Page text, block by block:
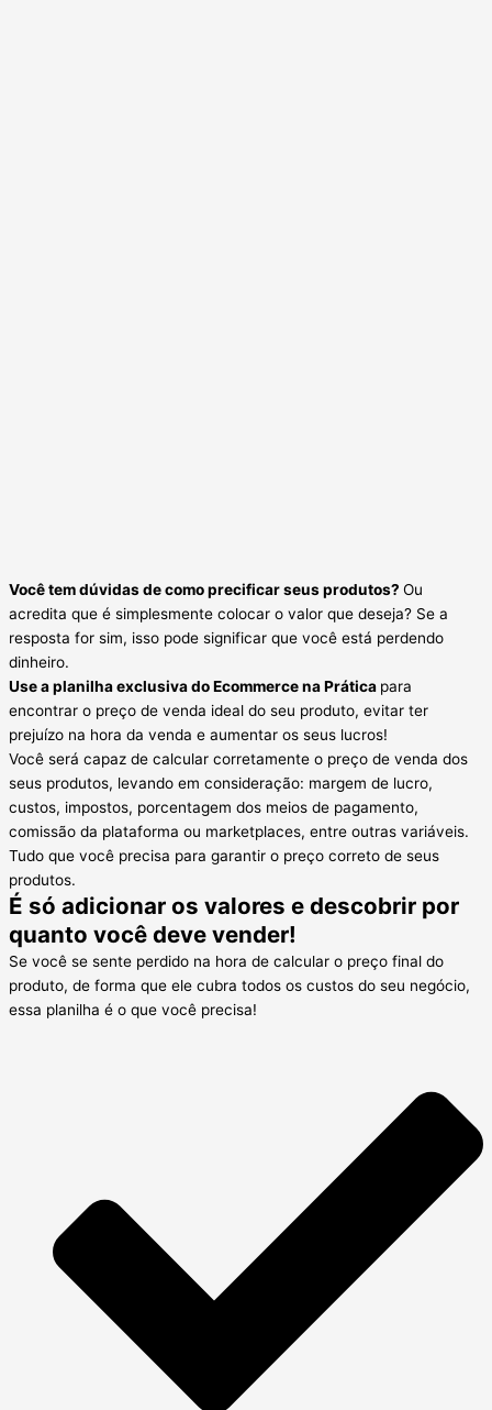
Você tem dúvidas de como precificar seus produtos? Ou
acredita que é simplesmente colocar o valor que deseja? Se a
resposta for sim, isso pode significar que você está perdendo
dinheiro.
Use a planilha exclusiva do Ecommerce na Prática para
encontrar o preço de venda ideal do seu produto, evitar ter
prejuízo na hora da venda e aumentar os seus lucros!
Você será capaz de calcular corretamente o preço de venda dos
seus produtos, levando em consideração: margem de lucro,
custos, impostos, porcentagem dos meios de pagamento,
comissão da plataforma ou marketplaces, entre outras variáveis.
Tudo que você precisa para garantir o preço correto de seus
produtos.
É só adicionar os valores e descobrir por
quanto você deve vender!
Se você se sente perdido na hora de calcular o preço final do
produto, de forma que ele cubra todos os custos do seu negócio,
essa planilha é o que você precisa!